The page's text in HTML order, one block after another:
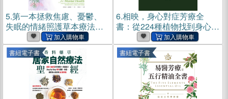
5.第一本拯救焦慮、憂鬱、
失眠的情緒照護草本療法：
權威精神科醫師給你安全有
效的植物醫典(電子書)
6.相映，身心對症芳療全
書：從224種植物找到身心解
方的相應芳療學(電子書)
書紐電子書 書紐電子書